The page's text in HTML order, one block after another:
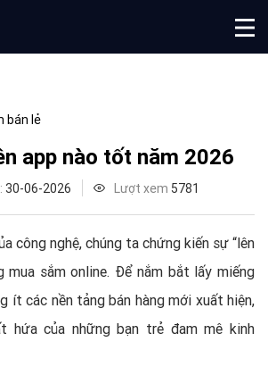
bán lẻ
app nào tốt năm 2026
30-06-2026 Lượt xem 5781
công nghệ, chúng ta chứng kiến sự “lên
mua sắm online. Để nắm bắt lấy miếng
ít các nền tảng bán hàng mới xuất hiện,
hứa của những bạn trẻ đam mê kinh